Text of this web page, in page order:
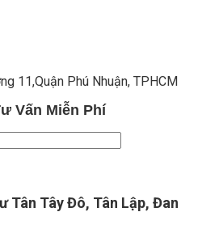
11,Quận Phú Nhuận, TPHCM
Vấn Miễn Phí
Tân Tây Đô, Tân Lập, Đan